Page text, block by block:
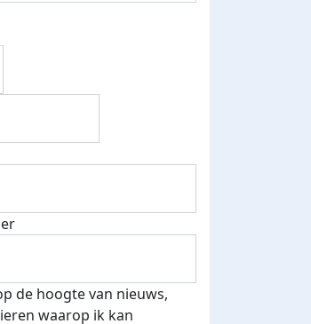
verstuurd
t-shirt
de hoogte van nieuws,
waarop ik kan